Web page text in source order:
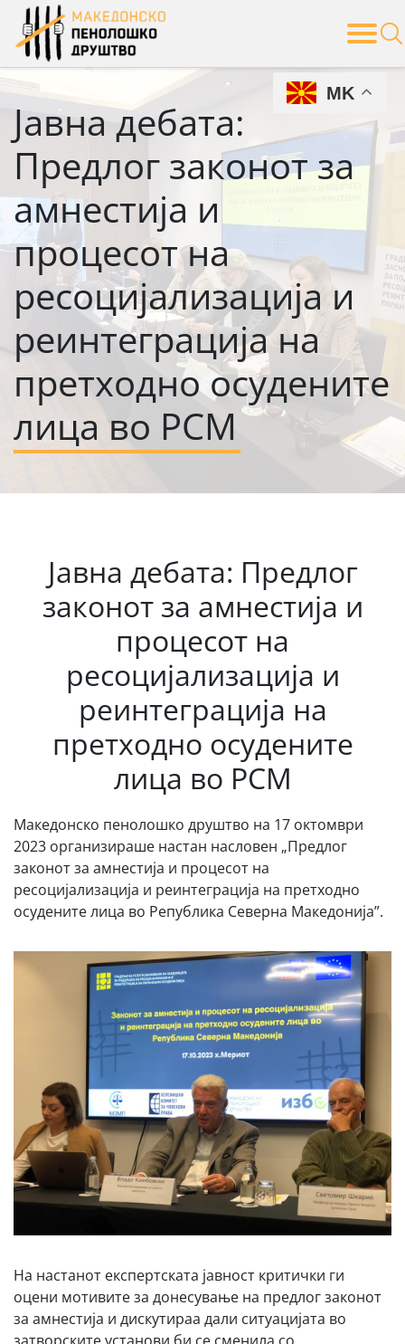
Skip
content
Јавна дебата:
Предлог законот за
амнестија и
процесот на
ресоцијализација и
реинтеграција на
претходно осудените
лица во РСМ
Јавна дебата: Предлог
законот за амнестија и
процесот на
ресоцијализација и
реинтеграција на
претходно осудените
лица во РСМ
Македонско пенолошко друштво на 17 oктомври
2023 организираше настан насловен „Предлог
законот за амнестија и процесот на
ресоцијализација и реинтеграција на претходно
осудените лица во Република Северна Македонија”.
На настанот експертската јавност критички ги
оцени мотивите за донесување на предлог законот
за амнестија и дискутираа дали ситуацијата во
MK